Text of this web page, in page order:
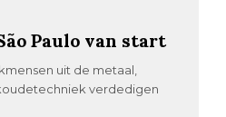
Paulo van start
uit de metaal,
verdedigen